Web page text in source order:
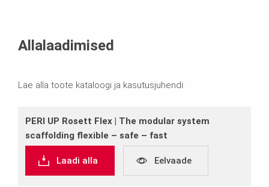
Allalaadimised
Lae alla toote kataloogi ja kasutusjuhendi.
PERI UP Rosett Flex | The modular system
scaffolding flexible – safe – fast
Laadi alla Eelvaade